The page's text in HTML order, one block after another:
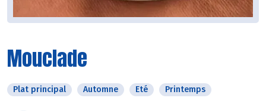
Mouclade
Plat principal Automne Eté Printemps